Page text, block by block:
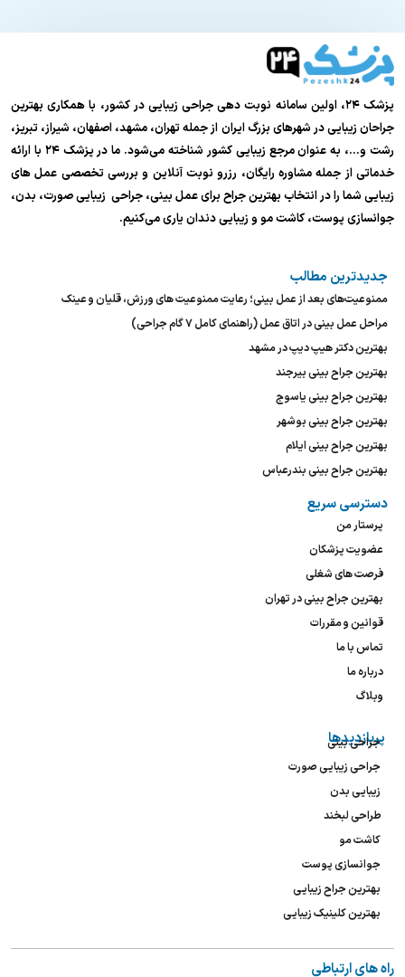
پزشک ۲۴، اولین سامانه نوبت دهی جراحی زیبایی در کشور، با همکاری بهترین
جراحان زیبایی در شهرهای بزرگ ایران از جمله تهران، مشهد، اصفهان، شیراز، تبریز،
رشت و…، به عنوان مرجع زیبایی کشور شناخته می‌شود. ما در پزشک ۲۴ با ارائه
خدماتی از جمله مشاوره رایگان، رزرو نوبت آنلاین و بررسی تخصصی عمل های
زیبایی شما را در انتخاب بهترین جراح برای عمل بینی، جراحی زیبایی صورت، بدن،
جوانسازی پوست، کاشت مو و زیبایی دندان یاری می‌کنیم.
جدیدترین مطالب
ممنوعیت‌های بعد از عمل بینی؛ رعایت ممنوعیت های ورزش، قلیان و عینک
مراحل عمل بینی در اتاق عمل (راهنمای کامل ۷ گام جراحی)
بهترین دکتر هیپ دیپ در مشهد
بهترین جراح بینی بیرجند
بهترین جراح بینی یاسوج
بهترین جراح بینی بوشهر
بهترین جراح بینی ایلام
بهترین جراح بینی بندرعباس
دسترسی سریع
پرستار من
عضویت پزشکان
فرصت های شغلی
بهترین جراح بینی در تهران
قوانین و مقررات
تماس با ما
درباره ما
وبلاگ
پربازدیدها
جراحی بینی
جراحی زیبایی صورت
زیبایی بدن
طراحی لبخند
کاشت مو
جوانسازی پوست
بهترین جراح زیبایی
بهترین کلینیک زیبایی
راه های ارتباطی